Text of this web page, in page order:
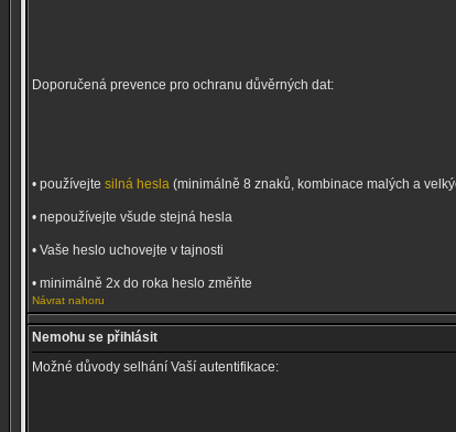
Doporučená prevence pro ochranu důvěrných dat:
• používejte silná hesla (minimálně 8 znaků, kombinace malých a
• nepoužívejte všude stejná hesla
• Vaše heslo uchovejte v tajnosti
• minimálně 2x do roka heslo změňte
Návrat nahoru
Nemohu se přihlásit
Možné důvody selhání Vaší autentifikace: